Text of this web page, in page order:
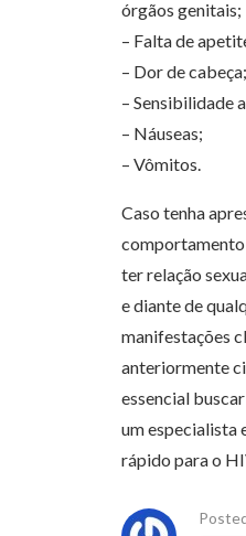
órgãos genitais;
– Falta de
– Dor de cabeça;
– Sensibilidade
– Náuseas;
– Vômitos.
Caso tenha
ter relação
e diante de
manifestações
anteriormente
essencial
um especialista
rápido para o